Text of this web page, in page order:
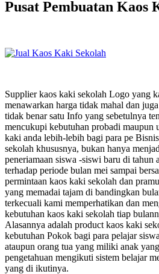
Pusat Pembuatan Kaos
Supplier kaos kaki sekolah Logo yang
menawarkan harga tidak mahal dan
tidak benar satu Info yang sebetulnya
mencukupi kebutuhan probadi maupun
kaki anda lebih-lebih bagi para pe
sekolah khususnya, bukan hanya
peneriamaan siswa -siswi baru di tahun
terhadap periode bulan mei sampai
permintaan kaos kaki sekolah dan
yang memadai tajam di bandingkan
terkecuali kami memperhatikan dan
kebutuhan kaos kaki sekolah tiap
Alasannya adalah product kaos kaki
kebutuhan Pokok bagi para pelajar
ataupun orang tua yang miliki anak
pengetahuan mengikuti sistem belajar
yang di ikutinya.